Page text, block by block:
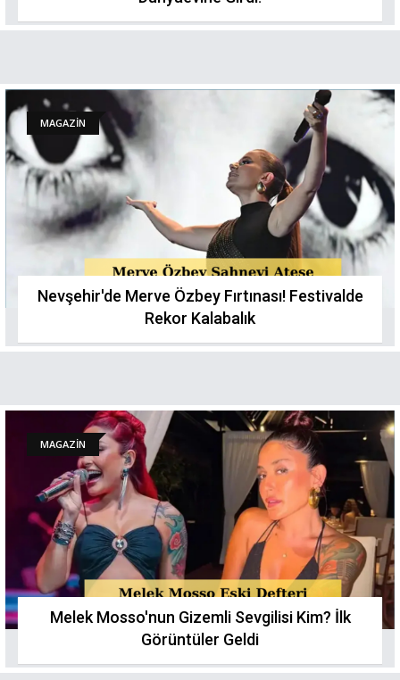
MAGAZİN
Nevşehir'de Merve Özbey Fırtınası! Festivalde
Rekor Kalabalık
MAGAZİN
Melek Mosso'nun Gizemli Sevgilisi Kim? İlk
Görüntüler Geldi